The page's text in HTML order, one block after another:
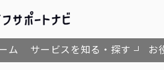
ム サービスを知る・探す お